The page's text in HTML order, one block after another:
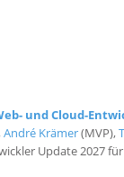
und Cloud-
André Krämer(MVP),
Update 2027